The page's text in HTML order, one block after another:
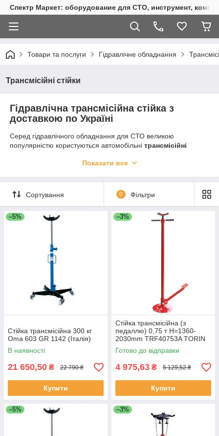
Спектр Маркет: оборудование для СТО, инструмент,
Товари та послуги Гідравлічне обладнання
Трансмісійні стійки
Гідравлічна трансмісійна стійка з
доставкою по Україні
Серед гідравлічного обладнання для СТО великою
популярністю користуються автомобільні трансмісійні
працювати з АКП та іншими агрегатами авто – їх
використовуються стійки на 500 кг, 1 тонну. Поділяють:
Стійка трансмісійна складна;
Ножні і ручні;
Купити трансмисонную стійку тепер просто – досить просто
подзвонити за телефоном: 044-592-21-62, і наші менеджери
в усі великі міста: Луганськ, Харків, Львів, Одеса,
Севастополь, Київ, Донецьк та інші.
Показати все
Сортування 0 Фільтри
–5%
Стійка трансмісійна 300 кг
Oma 603 GR 1142 (Італія)
В наявності
21 650,50 ₴ 22 790 ₴
Купити
–3%
Стійка трансмісійна (з
педаллю) 0,75 т Н=1360-
2030mm TRF40753A TORIN
Готово до відправки
4 975,63 ₴ 5 129,52 ₴
Купити
–5% –3%